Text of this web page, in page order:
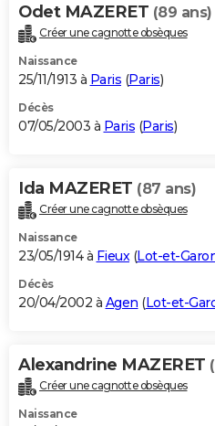
Odet MAZERET (89 ans)
Créer une cagnotte obsèques
Naissance
25/11/1913 à Paris (Paris)
Décès
07/05/2003 à Paris (Paris)
Ida MAZERET (87 ans)
Créer une cagnotte obsèques
Naissance
23/05/1914 à Fieux(Lot-et-
Décès
20/04/2002 à Agen (Lot-et-
Alexandrine MAZERET
Créer une cagnotte obsèques
Naissance